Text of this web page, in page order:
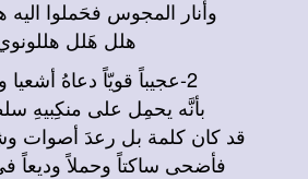
وأنار المجوس فحَملوا اليه
هلل هَلل
2-عجيباً قويّاً دعاهُ أشعيا وعنه ترنّم
بأنَّه يحمِل على منكِبيهِ
قد كان كلمة بل رعدَ أصوات
فأضحى ساكتاً وحملاً وديعاً